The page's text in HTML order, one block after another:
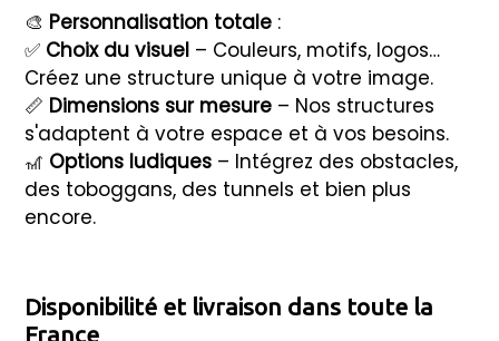
🎨 Personnalisation totale :
✅ Choix du visuel – Couleurs, motifs, logos…
Créez une structure unique à votre image.
📏 Dimensions sur mesure – Nos structures
s'adaptent à votre espace et à vos besoins.
🎢 Options ludiques – Intégrez des obstacles,
des toboggans, des tunnels et bien plus
encore.
Disponibilité et livraison dans toute la
France